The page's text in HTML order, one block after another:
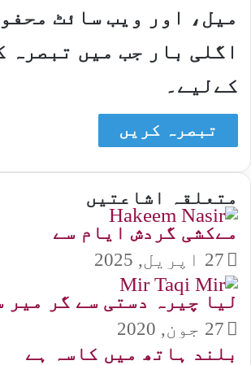
میل، اور ویب سائٹ
اگلی بار جب میں تبصرہ
کےلیے۔
متعلقہ اشاعتیں
مےکشی گردش ایام سے
27 اپریل, 2025
لیا چیرہ دستی سے گر میر
27 جون, 2020
بلند ہاتھ میں کاسہ ہے